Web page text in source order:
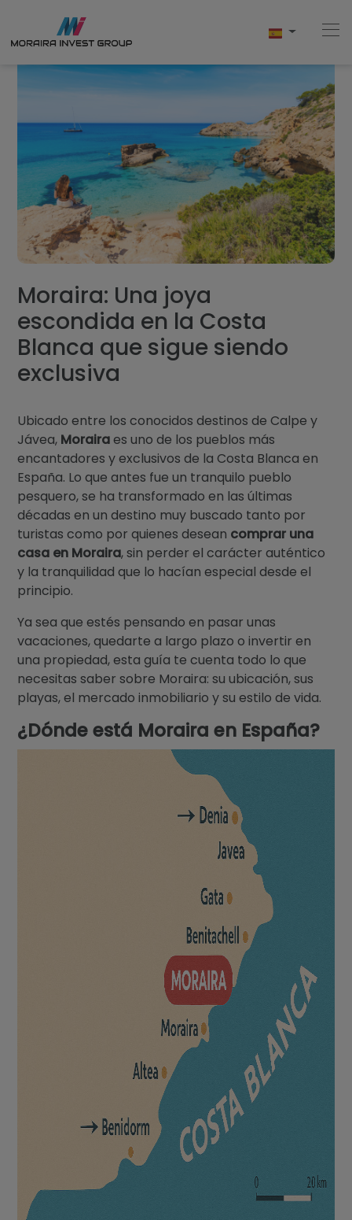
Home
Comprar
Obra Nueva
Vender
Testimonios
Conócenos
Blog
Moraira: Una joya
escondida en la Costa
Blanca que sigue siendo
exclusiva
Ubicado entre los conocidos destinos de Calpe y
Jávea, Morairaes uno de los pueblos más
encantadores y exclusivos de la Costa Blanca en
España. Lo que antes fue un tranquilo pueblo
pesquero, se ha transformado en las últimas
décadas en un destino muy buscado tanto por
turistas como por quienes desean comprar una
casa en Moraira, sin perder el carácter auténtico
y la tranquilidad que lo hacían especial desde el
principio.
Ya sea que estés pensando en pasar unas
vacaciones, quedarte a largo plazo o invertir en
una propiedad, esta guía te cuenta todo lo que
necesitas saber sobre Moraira: su ubicación, sus
playas, el mercado inmobiliario y su estilo de vida.
¿Dónde está Moraira en España?